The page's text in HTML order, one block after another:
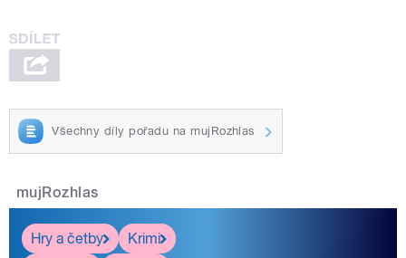
Všechny díly pořadu na mujRozhlas
mujRozhlas
Hry a četby
Krimi